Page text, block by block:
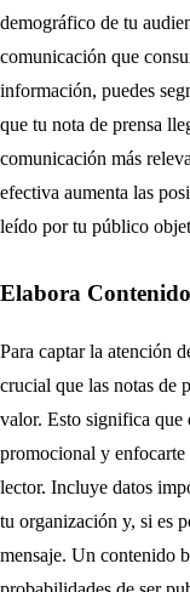
demográfico de tu
comunicación que
información, puedes
que tu nota de prensa
comunicación más
efectiva aumenta las
leído por tu público
Elabora
Para captar la atención
crucial que las notas de
valor. Esto significa que
promocional y
lector. Incluye datos
tu organización y, si es
mensaje. Un contenido